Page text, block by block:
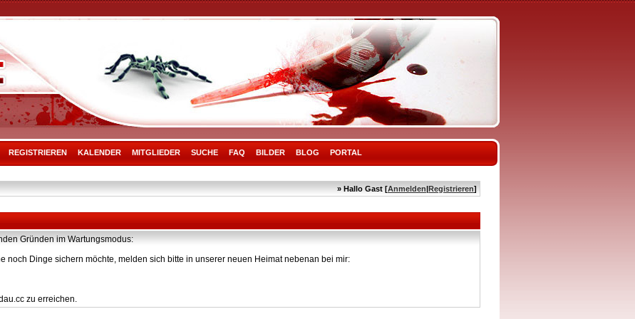
REGISTRIEREN KALENDER MITGLIEDER SUCHE FAQ BILDER BLOG PORTAL
» Hallo Gast [Anmelden|Registrieren]
Gründen im Wartungsmodus:
noch Dinge sichern möchte, melden sich bitte in unserer neuen Heimat nebenan bei mir:
zu erreichen.